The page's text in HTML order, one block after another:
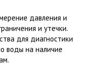
давления и
и утечки.
для диагностики
воды на наличие